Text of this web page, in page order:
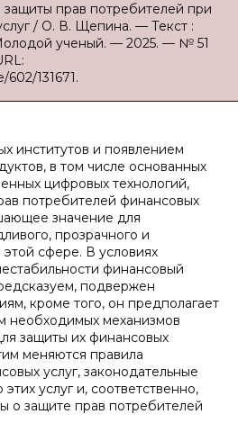
прав потребителей при
/ О. В. Щепина. — Текст :
ученый. — 2025. — № 51
131671.
институтов и появлением
в том числе основанных
цифровых технологий,
потребителей финансовых
значение для
прозрачного и
сфере. В условиях
финансовый
подвержен
кроме того, он предполагает
необходимых механизмов
защиты их финансовых
меняются правила
услуг, законодательные
услуг и, соответственно,
о защите прав потребителей